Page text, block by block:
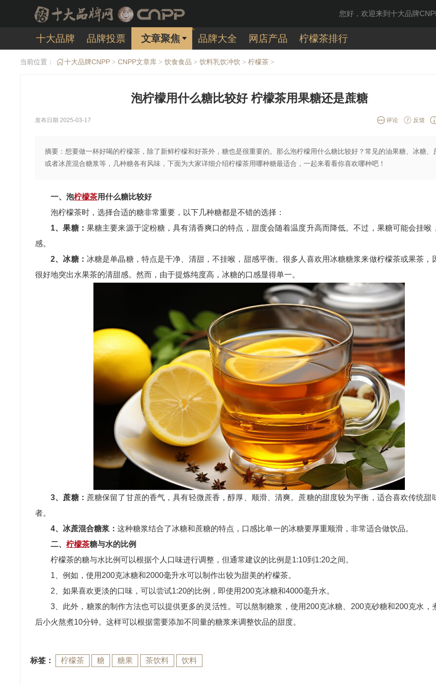
您好，欢迎来到十大品牌
十大品牌 品牌投票 文章聚焦 品牌大全 网店产品 柠檬茶排行
当前位置： 十大品牌CNPP > CNPP文章库 > 饮食食品 > 饮料乳饮冲饮 > 柠檬茶 >
泡柠檬用什么糖比较好 柠檬茶用果糖还是蔗糖
发布日期 2025-03-17 评论 反馈
摘要：想要做一杯好喝的柠檬茶，除了新鲜柠檬和好茶外，糖也是很重要的。那么泡柠檬用什么糖比较好？常见的油果糖、冰糖、
或者‌冰蔗混合糖浆等，几种糖各有风味，下面为大家详细介绍柠檬茶用哪种糖最适合，一起来看看你喜欢哪种吧！
一、泡柠檬茶用什么糖比较好
‌泡柠檬茶时，选择合适的糖非常重要，以下几种糖都是不错的选择‌：‌
1、‌果糖‌： 果糖主要来源于淀粉糖，具有清香爽口的特点，甜度会随着温度升高而降低。不过，果糖可能会挂喉
感。
2、‌冰糖‌： 冰糖是单晶糖，特点是干净、清甜，不挂喉，甜感平衡。很多人喜欢用冰糖糖浆来做柠檬茶或果茶，
很好地突出水果茶的清甜感。然而，由于提炼纯度高，冰糖的口感显得单一。
3、‌蔗糖‌： 蔗糖保留了甘蔗的香气，具有轻微蔗香，醇厚、顺滑、清爽。蔗糖的甜度较为平衡，适合喜欢传统甜
者。
4、‌冰蔗混合糖浆‌： 这种糖浆结合了冰糖和蔗糖的特点，口感比单一的冰糖要厚重顺滑，非常适合做饮品。
二、 柠檬茶糖与水的比例
‌柠檬茶的糖与水比例‌可以根据个人口味进行调整，但通常建议的比例是1:10到1:20之间。
1、例如，使用200克冰糖和2000毫升水可以制作出较为甜美的柠檬茶。
2、如果喜欢更淡的口味，可以尝试1:20的比例，即使用200克冰糖和4000毫升水‌。
3、此外，糖浆的制作方法也可以提供更多的灵活性。可以熬制糖浆，使用200克冰糖、200克砂糖和200克水，
后小火熬煮10分钟。这样可以根据需要添加不同量的糖浆来调整饮品的甜度‌。
标签： 柠檬茶 糖 糖果 茶饮料 饮料